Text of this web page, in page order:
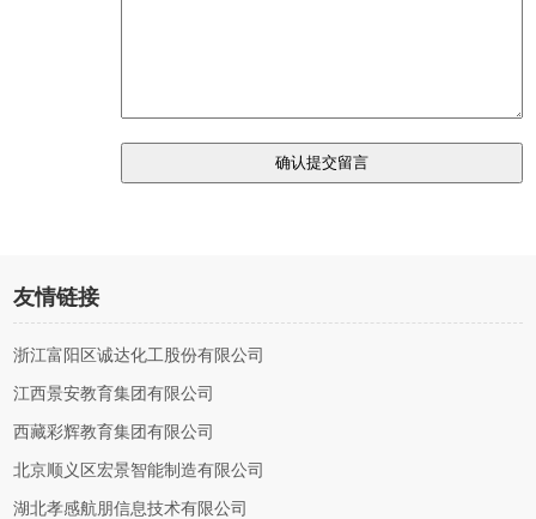
友情链接
浙江富阳区诚达化工股份有限公司
江西景安教育集团有限公司
西藏彩辉教育集团有限公司
北京顺义区宏景智能制造有限公司
湖北孝感航朋信息技术有限公司